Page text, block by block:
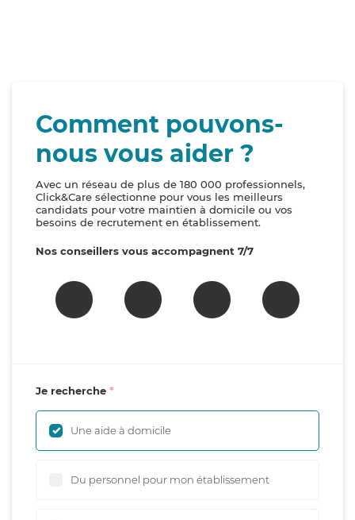
Comment pouvons-
nous vous aider ?
Avec un réseau de plus de 180 000 professionnels,
Click&Care sélectionne pour vous les meilleurs
candidats pour votre maintien à domicile ou vos
besoins de recrutement en établissement.
Nos conseillers vous accompagnent 7/7
Je recherche
Une aide à domicile
Du personnel pour mon établissement